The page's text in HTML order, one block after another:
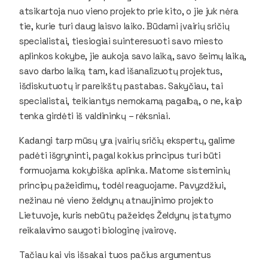
atsikartoja nuo vieno projekto prie kito, o jie juk nėra
tie, kurie turi daug laisvo laiko. Būdami įvairių sričių
specialistai, tiesiogiai suinteresuoti savo miesto
aplinkos kokybe, jie aukoja savo laiką, savo šeimų laiką,
savo darbo laiką tam, kad išanalizuotų projektus,
išdiskutuotų ir pareikštų pastabas. Sakyčiau, tai
specialistai, teikiantys nemokamą pagalbą, o ne, kaip
tenka girdėti iš valdininkų – rėksniai.
Kadangi tarp mūsų yra įvairių sričių ekspertų, galime
padėti išgryninti, pagal kokius principus turi būti
formuojama kokybiška aplinka. Matome sisteminių
principų pažeidimų, todėl reaguojame. Pavyzdžiui,
nežinau nė vieno želdynų atnaujinimo projekto
Lietuvoje, kuris nebūtų pažeidęs Želdynų įstatymo
reikalavimo saugoti biologinę įvairovę.
Tačiau kai vis išsakai tuos pačius argumentus